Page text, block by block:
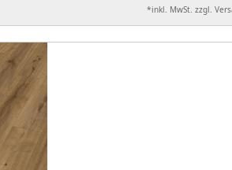
*inkl. MwSt. zzgl.